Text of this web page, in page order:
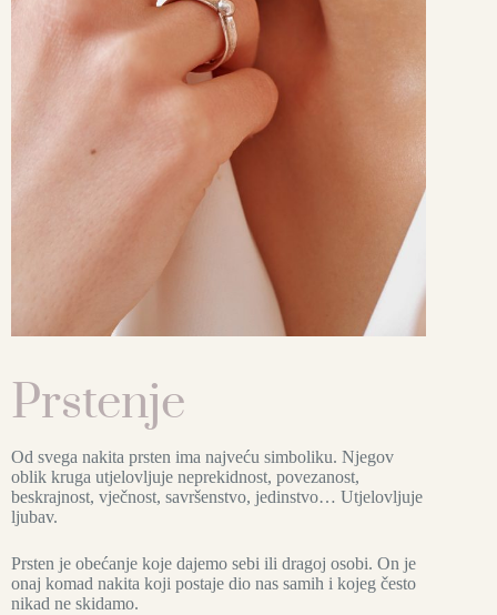
Prstenje
Od svega nakita prsten ima najveću simboliku. Njegov
oblik kruga utjelovljuje neprekidnost, povezanost,
beskrajnost, vječnost, savršenstvo, jedinstvo… Utjelovljuje
ljubav.
Prsten je obećanje koje dajemo sebi ili dragoj osobi. On je
onaj komad nakita koji postaje dio nas samih i kojeg često
nikad ne skidamo.